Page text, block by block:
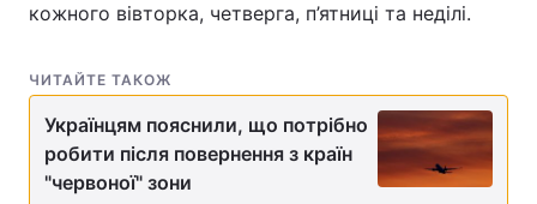
кожного вівторка, четверга, п’ятниці та неділі.
ЧИТАЙТЕ ТАКОЖ
Українцям пояснили, що потрібно
робити після повернення з країн
"червоної" зони